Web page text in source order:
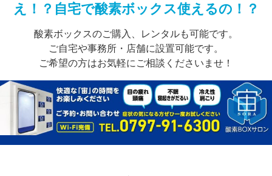
え！？自宅で酸素ボックス使えるの！？
酸素ボックスのご購入、レンタルも可能です。
ご自宅や事務所・店舗に設置可能です。
ご希望の方はお気軽にご相談くださいませ！